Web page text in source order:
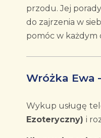
przodu. Jej
do zajrzenia w
pomóc w każdym
Wróżka Ewa
Wykup usługę
Ezoteryczny) i